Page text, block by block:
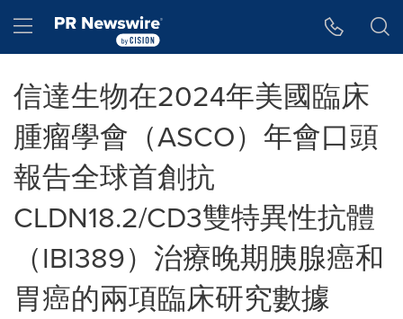
Hamburger menu
信達生物在2024年美國臨床
腫瘤學會（ASCO）年會口頭
報告全球首創抗
CLDN18.2/CD3雙特異性抗體
（IBI389）治療晚期胰腺癌和
胃癌的兩項臨床研究數據